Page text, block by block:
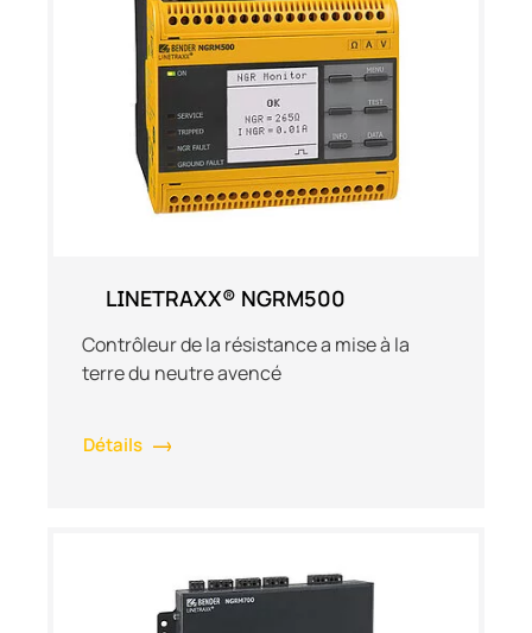
LINETRAXX® NGRM500
Contrôleur de la résistance a mise à la
terre du neutre avencé
Détails